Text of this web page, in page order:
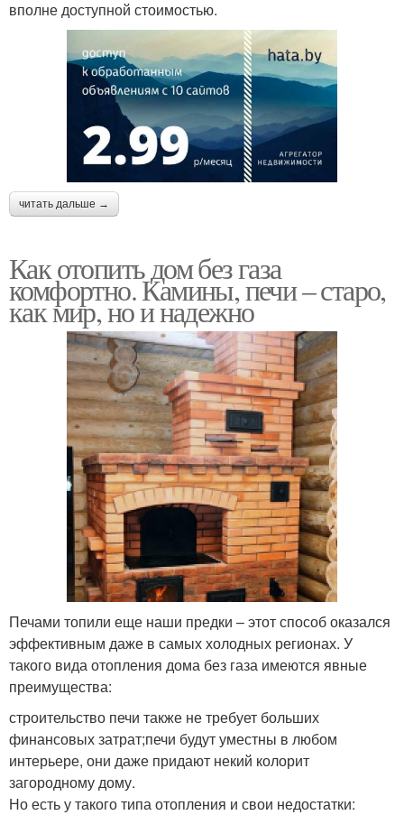
вполне доступной стоимостью.
читать дальше →
Как отопить дом без газа
комфортно. Камины, печи – старо,
как мир, но и надежно
Печами топили еще наши предки – этот способ оказался
эффективным даже в самых холодных регионах. У
такого вида отопления дома без газа имеются явные
преимущества:
строительство печи также не требует больших
финансовых затрат;печи будут уместны в любом
интерьере, они даже придают некий колорит
загородному дому.
Но есть у такого типа отопления и свои недостатки: